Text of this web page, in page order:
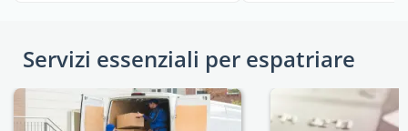
Servizi essenziali per espatriare